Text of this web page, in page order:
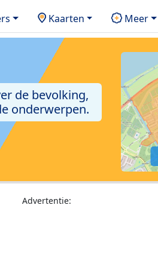
Kaarten Meer
de bevolking,
onderwerpen.
Advertentie: